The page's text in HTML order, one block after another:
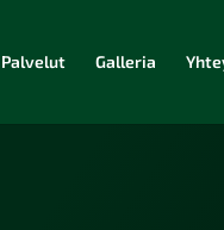
Palvelut Galleria